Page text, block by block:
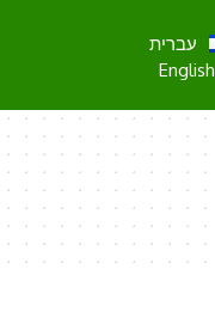
עברית
English